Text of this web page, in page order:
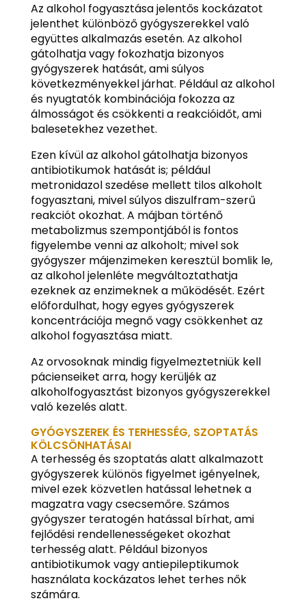
Az alkohol fogyasztása jelentős kockázatot
jelenthet különböző gyógyszerekkel való
együttes alkalmazás esetén. Az alkohol
gátolhatja vagy fokozhatja bizonyos
gyógyszerek hatását, ami súlyos
következményekkel járhat. Például az alkohol
és nyugtatók kombinációja fokozza az
álmosságot és csökkenti a reakcióidőt, ami
balesetekhez vezethet.
Ezen kívül az alkohol gátolhatja bizonyos
antibiotikumok hatását is; például
metronidazol szedése mellett tilos alkoholt
fogyasztani, mivel súlyos diszulfram-szerű
reakciót okozhat. A májban történő
metabolizmus szempontjából is fontos
figyelembe venni az alkoholt; mivel sok
gyógyszer májenzimeken keresztül bomlik le,
az alkohol jelenléte megváltoztathatja
ezeknek az enzimeknek a működését. Ezért
előfordulhat, hogy egyes gyógyszerek
koncentrációja megnő vagy csökkenhet az
alkohol fogyasztása miatt.
Az orvosoknak mindig figyelmeztetniük kell
pácienseiket arra, hogy kerüljék az
alkoholfogyasztást bizonyos gyógyszerekkel
való kezelés alatt.
GYÓGYSZEREK ÉS TERHESSÉG, SZOPTATÁS
KÖLCSÖNHATÁSAI
A terhesség és szoptatás alatt alkalmazott
gyógyszerek különös figyelmet igényelnek,
mivel ezek közvetlen hatással lehetnek a
magzatra vagy csecsemőre. Számos
gyógyszer teratogén hatással bírhat, ami
fejlődési rendellenességeket okozhat
terhesség alatt. Például bizonyos
antibiotikumok vagy antiepileptikumok
használata kockázatos lehet terhes nők
számára.